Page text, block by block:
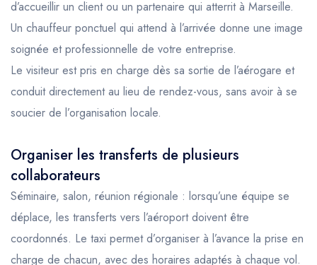
d’accueillir un client ou un partenaire qui atterrit à Marseille.
Un chauffeur ponctuel qui attend à l’arrivée donne une image
soignée et professionnelle de votre entreprise.
Le visiteur est pris en charge dès sa sortie de l’aérogare et
conduit directement au lieu de rendez-vous, sans avoir à se
soucier de l’organisation locale.
Organiser les transferts de plusieurs
collaborateurs
Séminaire, salon, réunion régionale : lorsqu’une équipe se
déplace, les transferts vers l’aéroport doivent être
coordonnés. Le taxi permet d’organiser à l’avance la prise en
charge de chacun, avec des horaires adaptés à chaque vol.